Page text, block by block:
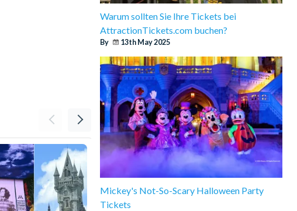
Warum sollten Sie Ihre Tickets bei
AttractionTickets.com buchen?
By 13th May 2025
Mickey's Not-So-Scary Halloween Party
Tickets